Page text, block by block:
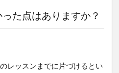
た点はありますか？
レッスンまでに片づけるとい